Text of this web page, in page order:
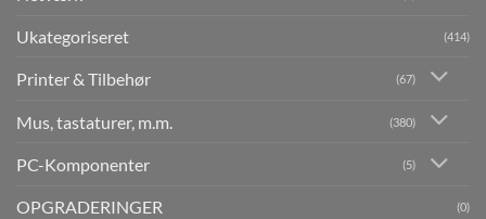
Ukategoriseret (414)
Printer & Tilbehør (67)
Mus, tastaturer, m.m. (380)
PC-Komponenter (5)
OPGRADERINGER (0)